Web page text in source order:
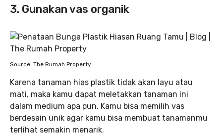
3. Gunakan vas organik
Source: The Rumah Property
Karena tanaman hias plastik tidak akan layu atau
mati, maka kamu dapat meletakkan tanaman ini
dalam medium apa pun. Kamu bisa memilih vas
berdesain unik agar kamu bisa membuat tanamanmu
terlihat semakin menarik.